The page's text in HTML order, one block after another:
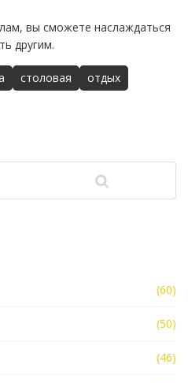
вы сможете наслаждаться
другим.
столовая отдых
(60)
(50)
(46)